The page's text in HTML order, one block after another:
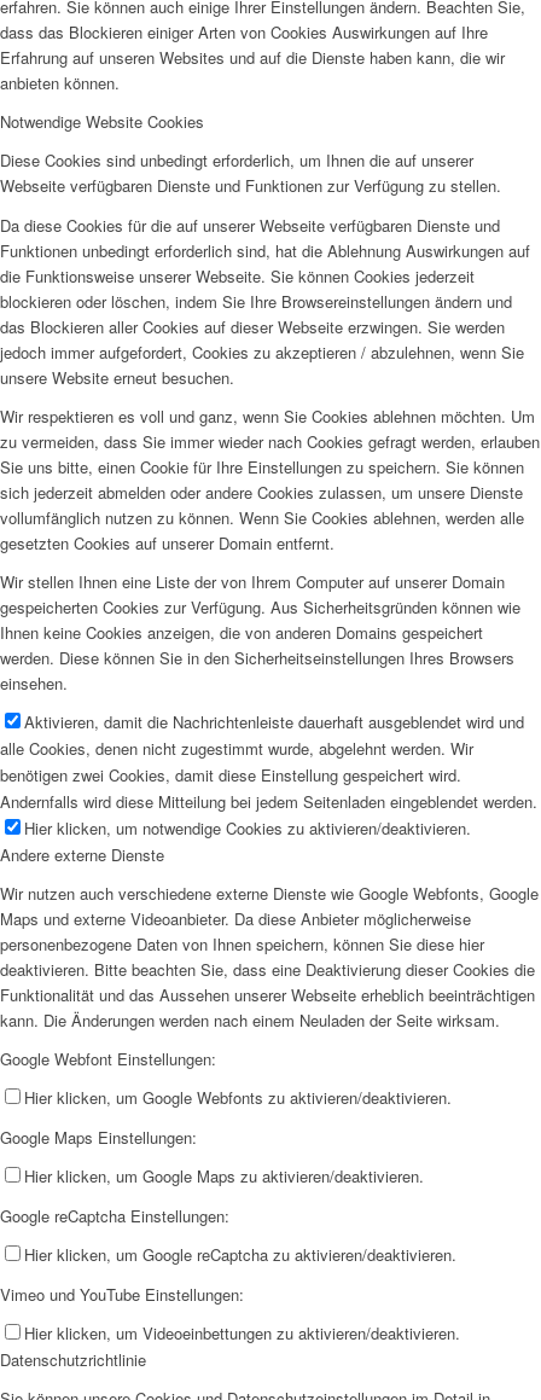
erfahren. Sie können auch einige Ihrer Einstellungen ändern. Beachten Sie,
dass das Blockieren einiger Arten von Cookies Auswirkungen auf Ihre
Erfahrung auf unseren Websites und auf die Dienste haben kann, die wir
anbieten können.
Notwendige Website Cookies
Diese Cookies sind unbedingt erforderlich, um Ihnen die auf unserer
Webseite verfügbaren Dienste und Funktionen zur Verfügung zu stellen.
Da diese Cookies für die auf unserer Webseite verfügbaren Dienste und
Funktionen unbedingt erforderlich sind, hat die Ablehnung Auswirkungen auf
die Funktionsweise unserer Webseite. Sie können Cookies jederzeit
blockieren oder löschen, indem Sie Ihre Browsereinstellungen ändern und
das Blockieren aller Cookies auf dieser Webseite erzwingen. Sie werden
jedoch immer aufgefordert, Cookies zu akzeptieren / abzulehnen, wenn Sie
unsere Website erneut besuchen.
Wir respektieren es voll und ganz, wenn Sie Cookies ablehnen möchten. Um
zu vermeiden, dass Sie immer wieder nach Cookies gefragt werden, erlauben
Sie uns bitte, einen Cookie für Ihre Einstellungen zu speichern. Sie können
sich jederzeit abmelden oder andere Cookies zulassen, um unsere Dienste
vollumfänglich nutzen zu können. Wenn Sie Cookies ablehnen, werden alle
gesetzten Cookies auf unserer Domain entfernt.
Wir stellen Ihnen eine Liste der von Ihrem Computer auf unserer Domain
gespeicherten Cookies zur Verfügung. Aus Sicherheitsgründen können wie
Ihnen keine Cookies anzeigen, die von anderen Domains gespeichert
werden. Diese können Sie in den Sicherheitseinstellungen Ihres Browsers
einsehen.
Aktivieren, damit die Nachrichtenleiste dauerhaft ausgeblendet wird und
alle Cookies, denen nicht zugestimmt wurde, abgelehnt werden. Wir
benötigen zwei Cookies, damit diese Einstellung gespeichert wird.
Andernfalls wird diese Mitteilung bei jedem Seitenladen eingeblendet werden.
Hier klicken, um notwendige Cookies zu aktivieren/deaktivieren.
Andere externe Dienste
Wir nutzen auch verschiedene externe Dienste wie Google Webfonts, Google
Maps und externe Videoanbieter. Da diese Anbieter möglicherweise
personenbezogene Daten von Ihnen speichern, können Sie diese hier
deaktivieren. Bitte beachten Sie, dass eine Deaktivierung dieser Cookies die
Funktionalität und das Aussehen unserer Webseite erheblich beeinträchtigen
kann. Die Änderungen werden nach einem Neuladen der Seite wirksam.
Google Webfont Einstellungen:
Hier klicken, um Google Webfonts zu aktivieren/deaktivieren.
Google Maps Einstellungen:
Hier klicken, um Google Maps zu aktivieren/deaktivieren.
Google reCaptcha Einstellungen:
Hier klicken, um Google reCaptcha zu aktivieren/deaktivieren.
Vimeo und YouTube Einstellungen:
Hier klicken, um Videoeinbettungen zu aktivieren/deaktivieren.
Datenschutzrichtlinie